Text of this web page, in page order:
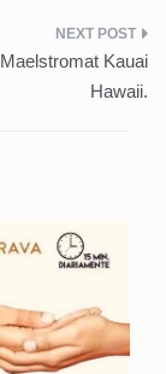
Kauai
Hawaii.